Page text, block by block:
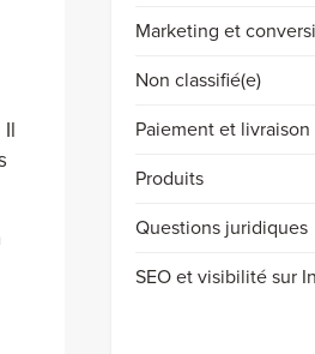
Il
Marketing et
Non classifié(e)
Paiement et livraison
Produits
Questions juridiques
SEO et visibilité sur